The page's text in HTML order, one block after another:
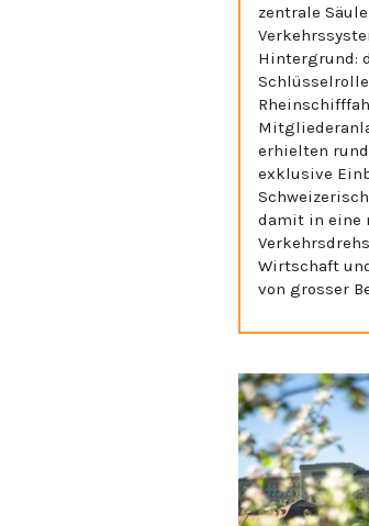
zentrale
Hintergrund:
erhielten
exklusive
damit in eine
Wirtschaft
von grosser